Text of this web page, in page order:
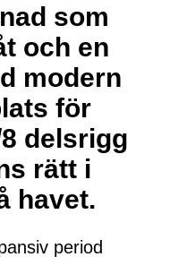
som
och en
modern
för
delsrigg
rätt i
havet.
period